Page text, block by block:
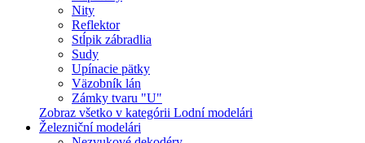
Nity
Reflektor
Stĺpik zábradlia
Sudy
Upínacie pätky
Väzobník lán
Zámky tvaru "U"
Zobraz všetko v kategórii Lodní modelári
Železniční modelári